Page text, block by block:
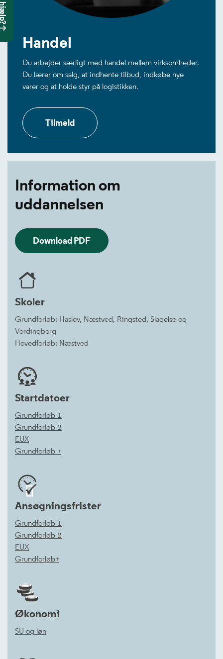
Handel
Du arbejder særligt med handel mellem virksomheder.
Du lærer om salg, at indhente tilbud, indkøbe nye
varer og at holde styr på logistikken.
Tilmeld
Information om
uddannelsen
Download PDF
Skoler
Grundforløb: Haslev, Næstved, Ringsted, Slagelse og
Vordingborg
Hovedforløb: Næstved
Startdatoer
Grundforløb 1
Grundforløb 2
EUX
Grundforløb +


Ansøgningsfrister
Grundforløb 1
Grundforløb 2
EUX
Grundforløb+
Økonomi
SU og løn